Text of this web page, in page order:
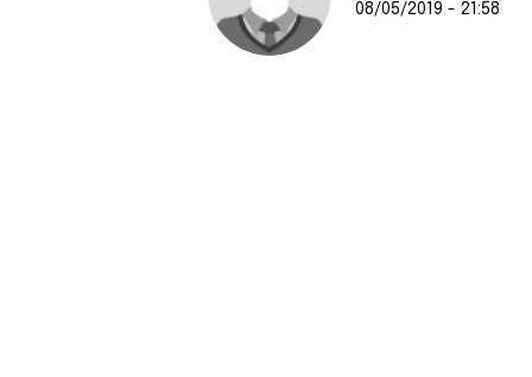
08/05/2019 - 21:58